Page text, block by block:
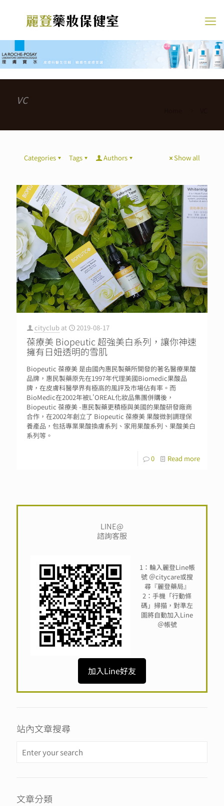
VC
Categories Tags Authors Show all
cityclub at 2019-08-17
葆療美 Biopeutic 超強美白系列，讓你神速
擁有日妞透明的雪肌
Biopeutic 葆療美 是由國內惠民製藥所開發的著名醫療果酸
品牌，惠民製藥原先在1997年代理美國Biomedic果酸品
牌，在皮膚科醫學界有極高的風評及市場佔有率。而
BioMedic在2002年被L'OREAL化妝品集團併購後，
Biopeutic 葆療美 -惠民製藥更積極與美國的果酸研發廠商
合作，在2002年創立了 Biopeutic 葆療美 果酸微剝調理保
養產品，包括專業果酸換膚系列、家用果酸系列、果酸美白
系列等。
0 Read more
LINE@
諮詢客服
1：輪入麗登Line帳
號 ＠citycare或搜
尋『麗登藥局』
2：手機「行動條
碼」掃描，對準左
圖將自動加入Line
＠帳號
加入Line好友
站內文章搜尋
文章分類